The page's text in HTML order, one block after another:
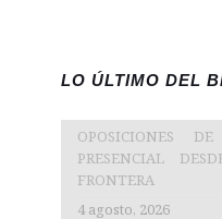
LO ÚLTIMO DEL
OPOSICIONES
PRESENCIAL
FRONTERA
4 agosto, 2026